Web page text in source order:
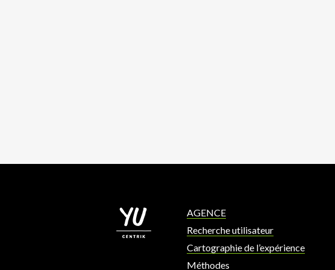
AGENCE
Recherche utilisateur
Cartographie de l’expérience
Méthodes